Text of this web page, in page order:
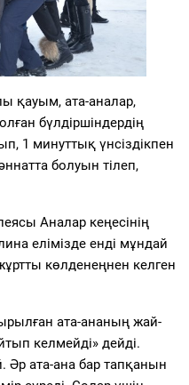
қауым, ата-аналар,
бүлдіршіндердің
1 минуттық үнсіздікпен
болуын тілеп,
Аналар кеңесінің
елімізде енді мұндай
көлденеңнен келген
ата-ананың жай-
келмейді» дейді.
Әр ата-ана бар тапқанын